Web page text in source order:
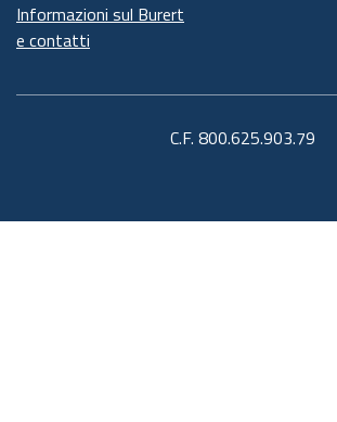
Informazioni sul Burert
e contatti
C.F. 800.625.903.79